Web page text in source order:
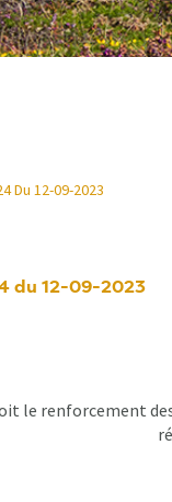
Du 12-09-2023
du 12-09-2023
le renforcement